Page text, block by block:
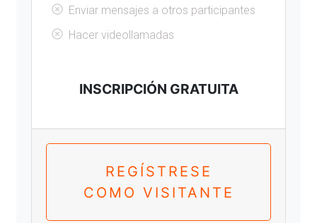
Enviar mensajes a otros participantes
Hacer videollamadas
INSCRIPCIÓN GRATUITA
REGÍSTRESE
COMO VISITANTE